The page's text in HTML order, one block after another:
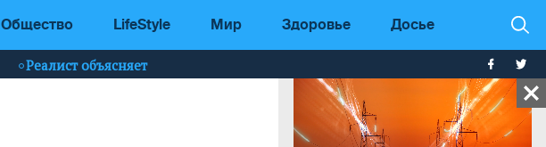
Общество LifeStyle Мир Здоровье Досье
Реалист объясняет